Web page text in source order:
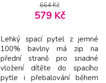
664 Kč
579 Kč
Lehký spací pytel z jemné
100% bavlny má zip na
přední straně pro snadné
vložení dítěte do spacího
pytle i přebalování během